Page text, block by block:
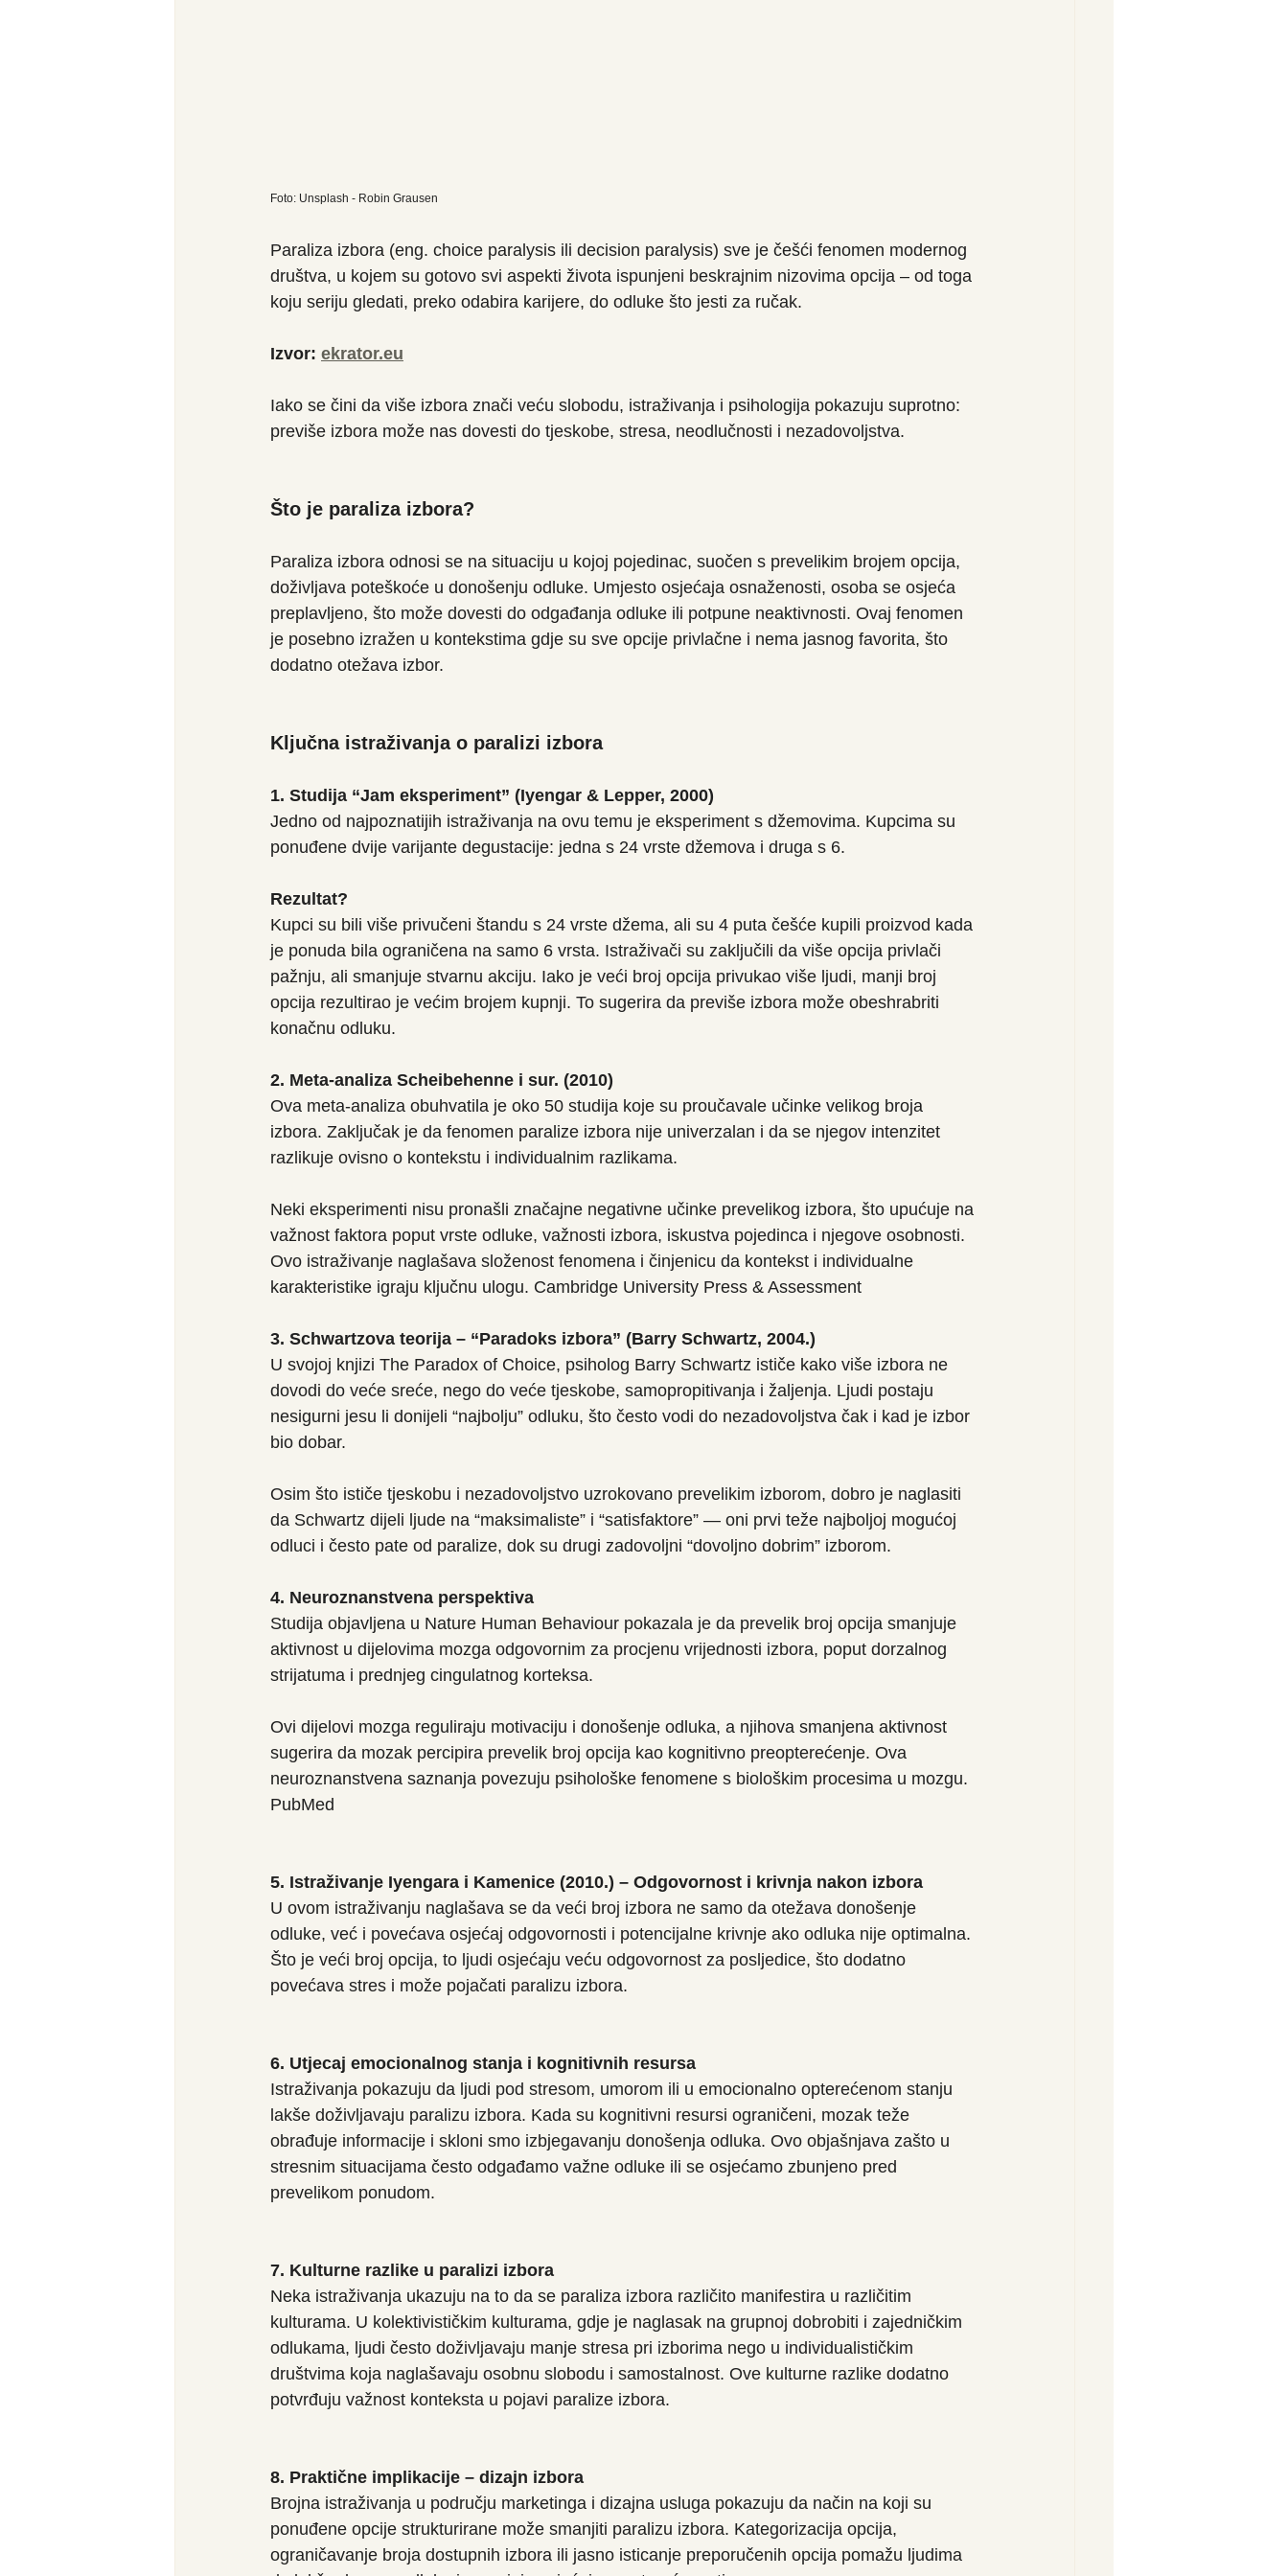
Foto: Unsplash - Robin Grausen
Paraliza izbora (eng. choice paralysis ili decision paralysis) sve je češći fenomen modernog
društva, u kojem su gotovo svi aspekti života ispunjeni beskrajnim nizovima opcija – od toga
koju seriju gledati, preko odabira karijere, do odluke što jesti za ručak.
Izvor: ekrator.eu
Iako se čini da više izbora znači veću slobodu, istraživanja i psihologija pokazuju suprotno:
previše izbora može nas dovesti do tjeskobe, stresa, neodlučnosti i nezadovoljstva.
Što je paraliza izbora?
Paraliza izbora odnosi se na situaciju u kojoj pojedinac, suočen s prevelikim brojem opcija,
doživljava poteškoće u donošenju odluke. Umjesto osjećaja osnaženosti, osoba se osjeća
preplavljeno, što može dovesti do odgađanja odluke ili potpune neaktivnosti. Ovaj fenomen
je posebno izražen u kontekstima gdje su sve opcije privlačne i nema jasnog favorita, što
dodatno otežava izbor.
Ključna istraživanja o paralizi izbora
1. Studija “Jam eksperiment” (Iyengar & Lepper, 2000)
Jedno od najpoznatijih istraživanja na ovu temu je eksperiment s džemovima. Kupcima su
ponuđene dvije varijante degustacije: jedna s 24 vrste džemova i druga s 6.
Rezultat?
Kupci su bili više privučeni štandu s 24 vrste džema, ali su 4 puta češće kupili proizvod kada
je ponuda bila ograničena na samo 6 vrsta. Istraživači su zaključili da više opcija privlači
pažnju, ali smanjuje stvarnu akciju. Iako je veći broj opcija privukao više ljudi, manji broj
opcija rezultirao je većim brojem kupnji. To sugerira da previše izbora može obeshrabriti
konačnu odluku.
2. Meta-analiza Scheibehenne i sur. (2010)
Ova meta-analiza obuhvatila je oko 50 studija koje su proučavale učinke velikog broja
izbora. Zaključak je da fenomen paralize izbora nije univerzalan i da se njegov intenzitet
razlikuje ovisno o kontekstu i individualnim razlikama.
Neki eksperimenti nisu pronašli značajne negativne učinke prevelikog izbora, što upućuje na
važnost faktora poput vrste odluke, važnosti izbora, iskustva pojedinca i njegove osobnosti.
Ovo istraživanje naglašava složenost fenomena i činjenicu da kontekst i individualne
karakteristike igraju ključnu ulogu. Cambridge University Press & Assessment
3. Schwartzova teorija – “Paradoks izbora” (Barry Schwartz, 2004.)
U svojoj knjizi The Paradox of Choice, psiholog Barry Schwartz ističe kako više izbora ne
dovodi do veće sreće, nego do veće tjeskobe, samopropitivanja i žaljenja. Ljudi postaju
nesigurni jesu li donijeli “najbolju” odluku, što često vodi do nezadovoljstva čak i kad je izbor
bio dobar.
Osim što ističe tjeskobu i nezadovoljstvo uzrokovano prevelikim izborom, dobro je naglasiti
da Schwartz dijeli ljude na “maksimaliste” i “satisfaktore” — oni prvi teže najboljoj mogućoj
odluci i često pate od paralize, dok su drugi zadovoljni “dovoljno dobrim” izborom.
4. Neuroznanstvena perspektiva
Studija objavljena u Nature Human Behaviour pokazala je da prevelik broj opcija smanjuje
aktivnost u dijelovima mozga odgovornim za procjenu vrijednosti izbora, poput dorzalnog
strijatuma i prednjeg cingulatnog korteksa.
Ovi dijelovi mozga reguliraju motivaciju i donošenje odluka, a njihova smanjena aktivnost
sugerira da mozak percipira prevelik broj opcija kao kognitivno preopterećenje. Ova
neuroznanstvena saznanja povezuju psihološke fenomene s biološkim procesima u mozgu.
PubMed
5. Istraživanje Iyengara i Kamenice (2010.) – Odgovornost i krivnja nakon izbora
U ovom istraživanju naglašava se da veći broj izbora ne samo da otežava donošenje
odluke, već i povećava osjećaj odgovornosti i potencijalne krivnje ako odluka nije optimalna.
Što je veći broj opcija, to ljudi osjećaju veću odgovornost za posljedice, što dodatno
povećava stres i može pojačati paralizu izbora.
6. Utjecaj emocionalnog stanja i kognitivnih resursa
Istraživanja pokazuju da ljudi pod stresom, umorom ili u emocionalno opterećenom stanju
lakše doživljavaju paralizu izbora. Kada su kognitivni resursi ograničeni, mozak teže
obrađuje informacije i skloni smo izbjegavanju donošenja odluka. Ovo objašnjava zašto u
stresnim situacijama često odgađamo važne odluke ili se osjećamo zbunjeno pred
prevelikom ponudom.
7. Kulturne razlike u paralizi izbora
Neka istraživanja ukazuju na to da se paraliza izbora različito manifestira u različitim
kulturama. U kolektivističkim kulturama, gdje je naglasak na grupnoj dobrobiti i zajedničkim
odlukama, ljudi često doživljavaju manje stresa pri izborima nego u individualističkim
društvima koja naglašavaju osobnu slobodu i samostalnost. Ove kulturne razlike dodatno
potvrđuju važnost konteksta u pojavi paralize izbora.
8. Praktične implikacije – dizajn izbora
Brojna istraživanja u području marketinga i dizajna usluga pokazuju da način na koji su
ponuđene opcije strukturirane može smanjiti paralizu izbora. Kategorizacija opcija,
ograničavanje broja dostupnih izbora ili jasno isticanje preporučenih opcija pomažu ljudima